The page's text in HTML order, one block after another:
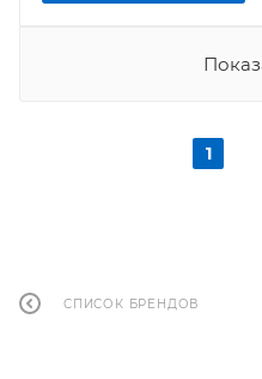
1
СПИСОК БРЕНДОВ